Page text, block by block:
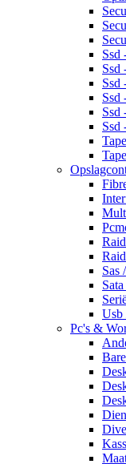
Ssd
Ssd
Ssd
Ssd
Ssd
Ssd
Sas
Usb
Pc's &